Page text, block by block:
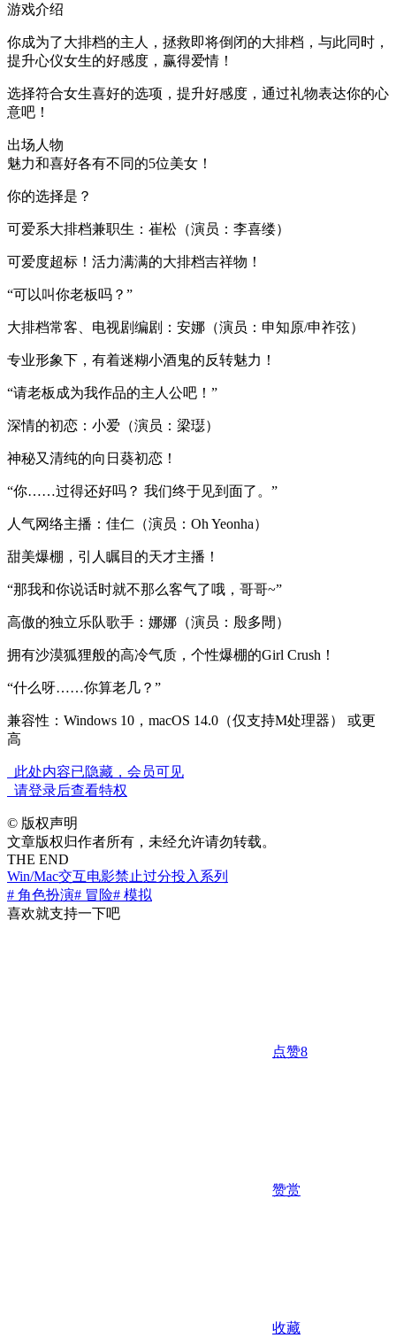
游戏介绍
你成为了大排档的主人，拯救即将倒闭的大排档，与此同时，
提升心仪女生的好感度，赢得爱情！
选择符合女生喜好的选项，提升好感度，通过礼物表达你的心
意吧！
出场人物
魅力和喜好各有不同的5位美女！
你的选择是？
可爱系大排档兼职生：崔松（演员：李喜缕）
可爱度超标！活力满满的大排档吉祥物！
“可以叫你老板吗？”
大排档常客、电视剧编剧：安娜（演员：申知原/申祚弦）
专业形象下，有着迷糊小酒鬼的反转魅力！
“请老板成为我作品的主人公吧！”
深情的初恋：小爱（演员：梁璱）
神秘又清纯的向日葵初恋！
“你……过得还好吗？ 我们终于见到面了。”
人气网络主播：佳仁（演员：Oh Yeonha）
甜美爆棚，引人瞩目的天才主播！
“那我和你说话时就不那么客气了哦，哥哥~”
高傲的独立乐队歌手：娜娜（演员：殷多閜）
拥有沙漠狐狸般的高冷气质，个性爆棚的Girl Crush！
“什么呀……你算老几？”
兼容性：Windows 10，macOS 14.0（仅支持M处理器） 或更
高
此处内容已隐藏，会员可见
请登录后查看特权
© 版权声明
文章版权归作者所有，未经允许请勿转载。
THE END
Win/Mac交互电影禁止过分投入系列
# 角色扮演# 冒险# 模拟
喜欢就支持一下吧
点赞8
赞赏
收藏